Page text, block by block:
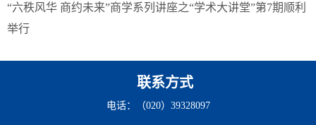
“六秩风华 商约未来”商学系列讲座之“学术大讲堂”第7期顺利
举行
联系方式
电话：（020）39328097